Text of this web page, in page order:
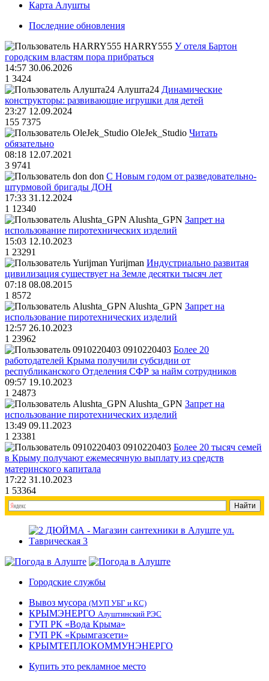
Карта Алушты
Последние обновления
HARRY555 У отеля Бартон
городским властям пора прибраться
14:57 30.06.2026
1 3424
Алушта24 Динамические
конструкторы: развивающие игрушки для детей
23:27 12.09.2024
155 7375
OleJek_Studio Читать
обязательно
08:18 12.07.2021
3 9741
don С Новым годом от разведовательно-
штурмовой бригады ДОН
17:33 31.12.2024
1 12340
Alushta_GPN Запрет на
использование пиротехнических изделий
15:03 12.10.2023
1 23291
Yurijman Индустриально развитая
цивилизация существует на Земле десятки тысяч лет
07:18 08.08.2015
1 8572
Alushta_GPN Запрет на
использование пиротехнических изделий
12:57 26.10.2023
1 23962
0910220403 Более 20
работодателей Крыма получили субсидии от
республиканского Отделения СФР за найм сотрудников
09:57 19.10.2023
1 24873
Alushta_GPN Запрет на
использование пиротехнических изделий
13:49 09.11.2023
1 23381
0910220403 Более 20 тысяч семей
в Крыму получают ежемесячную выплату из средств
материнского капитала
17:22 31.10.2023
1 53364
Городские службы
Вывоз мусора (МУП УБГ и КС)
КРЫМЭНЕРГО Алуштинский РЭС
ГУП РК «Вода Крыма»
ГУП РК «Крымгазсети»
КРЫМТЕПЛОКОММУНЭНЕРГО
Купить это рекламное место